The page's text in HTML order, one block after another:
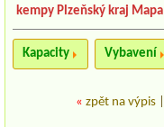
kempy Plzeňský kraj Mapa
Kapacity Vybavení
«zpět na výpis